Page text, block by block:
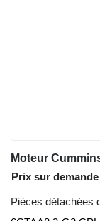
Prix sur demande
Pièces détachées